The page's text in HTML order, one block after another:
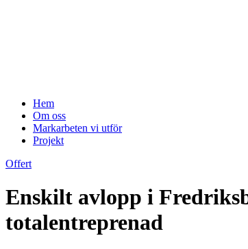
Hem
Om oss
Markarbeten vi utför
Projekt
Offert
Enskilt avlopp i
totalentreprenad